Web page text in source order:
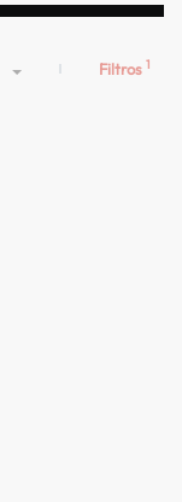
Filtros